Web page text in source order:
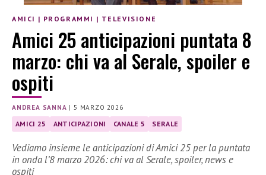
AMICI | PROGRAMMI | TELEVISIONE
Amici 25 anticipazioni puntata 8
marzo: chi va al Serale, spoiler e
ospiti
ANDREA SANNA | 5 MARZO 2026
AMICI 25 ANTICIPAZIONI CANALE 5 SERALE
Vediamo insieme le anticipazioni di Amici 25 per la puntata
in onda l’8 marzo 2026: chi va al Serale, spoiler, news e
ospiti